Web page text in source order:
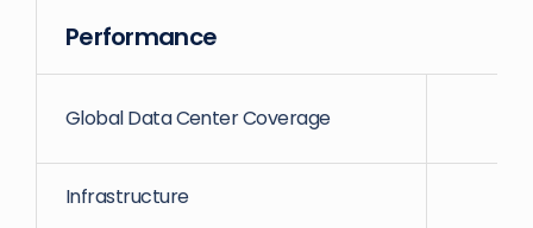
Performance
Global Data Center Coverage
Infrastructure